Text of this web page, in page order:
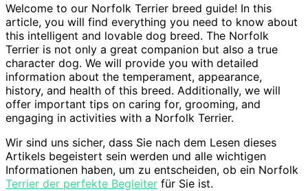
Welcome to our Norfolk Terrier breed guide! In this
article, you will find everything you need to know about
this intelligent and lovable dog breed. The Norfolk
Terrier is not only a great companion but also a true
character dog. We will provide you with detailed
information about the temperament, appearance,
history, and health of this breed. Additionally, we will
offer important tips on caring for, grooming, and
engaging in activities with a Norfolk Terrier.
Wir sind uns sicher, dass Sie nach dem Lesen dieses
Artikels begeistert sein werden und alle wichtigen
Informationen haben, um zu entscheiden, ob ein Norfolk
Terrier der perfekte Begleiter für Sie ist.